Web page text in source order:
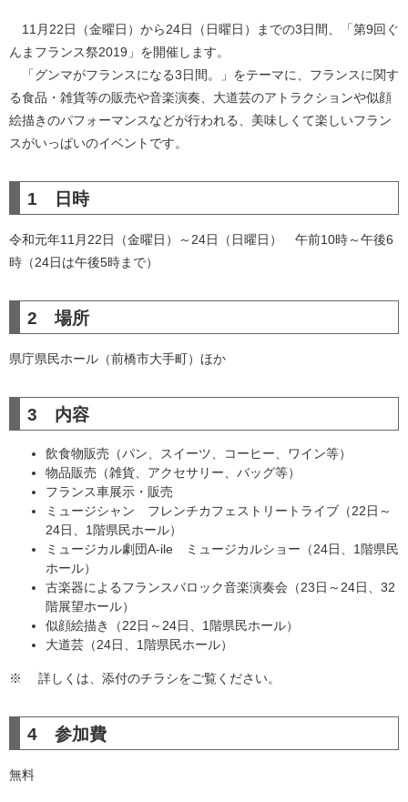
11月22日（金曜日）から24日（日曜日）までの3日間、「第9回ぐ
んまフランス祭2019」を開催します。
「グンマがフランスになる3日間。」をテーマに、フランスに関す
る食品・雑貨等の販売や音楽演奏、大道芸のアトラクションや似顔
絵描きのパフォーマンスなどが行われる、美味しくて楽しいフラン
スがいっぱいのイベントです。
1 日時
令和元年11月22日（金曜日）～24日（日曜日） 午前10時～午後6
時（24日は午後5時まで）
2 場所
県庁県民ホール（前橋市大手町）ほか
3 内容
飲食物販売（パン、スイーツ、コーヒー、ワイン等）
物品販売（雑貨、アクセサリー、バッグ等）
フランス車展示・販売
ミュージシャン フレンチカフェストリートライブ（22日～
24日、1階県民ホール）
ミュージカル劇団A-ile ミュージカルショー（24日、1階県民
ホール）
古楽器によるフランスバロック音楽演奏会（23日～24日、32
階展望ホール）
似顔絵描き（22日～24日、1階県民ホール）
大道芸（24日、1階県民ホール）
※ 詳しくは、添付のチラシをご覧ください。
4 参加費
無料